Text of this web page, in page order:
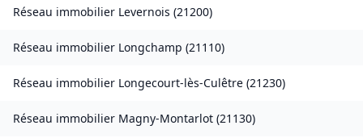
Réseau immobilier Levernois (21200)
Réseau immobilier Longchamp (21110)
Réseau immobilier Longecourt-lès-Culêtre (21230)
Réseau immobilier Magny-Montarlot (21130)